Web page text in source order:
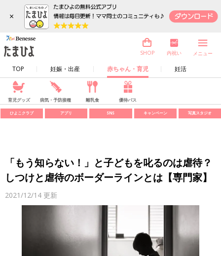
×
TOP 妊娠・出産 赤ちゃん・育児 妊活
SHOP 内祝い メニュー
育児グッズ 病気・予防接種 離乳食 優待パス
ひよこクラブ アプリ SNS キャンペーン 写真スタジオ
「もう知らない！」と子どもを叱るのは虐待？
しつけと虐待のボーダーラインとは【専門家】
2021/12/14 更新